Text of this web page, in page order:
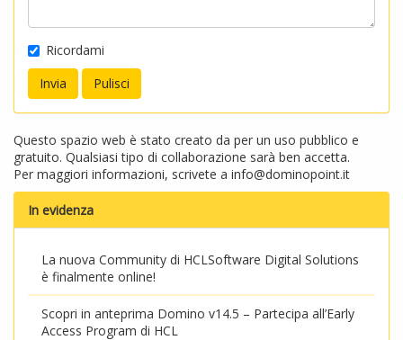
Ricordami
Questo spazio web è stato creato da per un uso pubblico e
gratuito. Qualsiasi tipo di collaborazione sarà ben accetta.
Per maggiori informazioni, scrivete a info@dominopoint.it
In evidenza
La nuova Community di HCLSoftware Digital Solutions
è finalmente online!
Scopri in anteprima Domino v14.5 – Partecipa all’Early
Access Program di HCL